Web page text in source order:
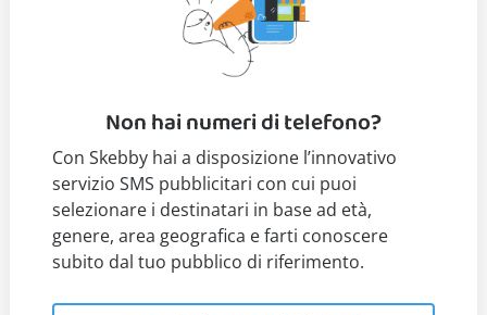
Non hai numeri di telefono?
Con Skebby hai a disposizione l’innovativo
servizio SMS pubblicitari con cui puoi
selezionare i destinatari in base ad età,
genere, area geografica e farti conoscere
subito dal tuo pubblico di riferimento.